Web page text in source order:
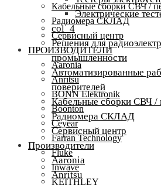
Кабельные сборки СВЧ /
Радиомера СКЛАД
Сервисный центр
ПРОИЗВОДИТЕЛИ
Aaronia
Anritsu
BONN Elektronik
Boonton
Ceyear
Farran Technology
Fluke
Inwave
KEITHLEY
Электрические
col_4
Решения для
промышленности
Автоматизированные
поверителей
Кабельные сборки СВЧ /
Радиомера СКЛАД
Сервисный центр
Производители
Aaronia
Anritsu